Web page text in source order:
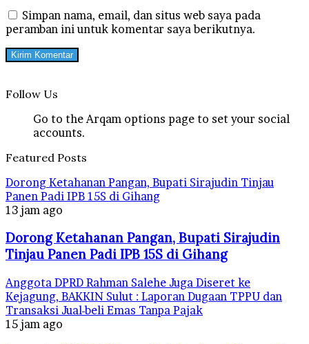
Simpan nama, email, dan situs web saya pada
peramban ini untuk komentar saya berikutnya.
Follow Us
Go to the Arqam options page to set your social
accounts.
Featured Posts
Dorong Ketahanan Pangan, Bupati Sirajudin Tinjau
Panen Padi IPB 15S di Gihang
13 jam ago
Dorong Ketahanan Pangan, Bupati Sirajudin
Tinjau Panen Padi IPB 15S di Gihang
Anggota DPRD Rahman Salehe Juga Diseret ke
Kejagung, BAKKIN Sulut : Laporan Dugaan TPPU dan
Transaksi Jual-beli Emas Tanpa Pajak
15 jam ago